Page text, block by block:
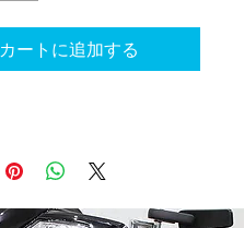
カートに追加する